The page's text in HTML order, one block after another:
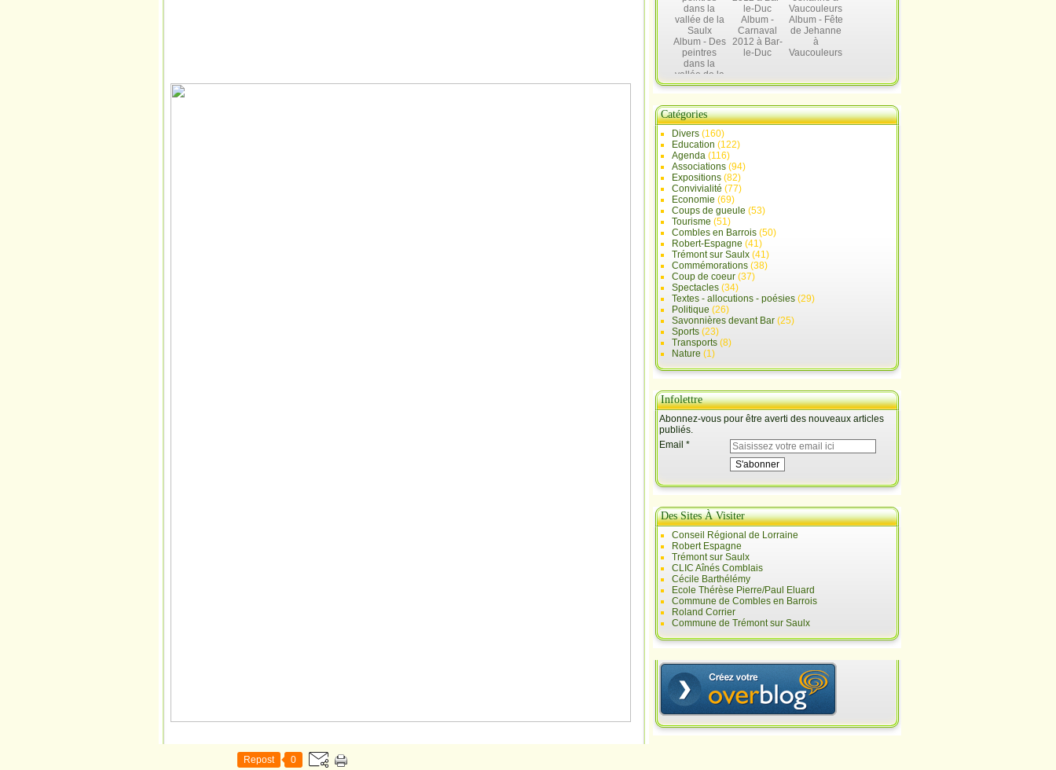
Repost 0
Album - Des
peintres
dans la
vallée de la
Saulx
Album -
Carnaval
2012 à Bar-
le-Duc
Album - Fête
de Jehanne
à
Vaucouleurs
Catégories
Divers (160)
Education (122)
Agenda (116)
Associations (94)
Expositions (82)
Convivialité (77)
Economie (69)
Coups de gueule (53)
Tourisme (51)
Combles en Barrois (50)
Robert-Espagne (41)
Trémont sur Saulx (41)
Commémorations (38)
Coup de coeur (37)
Spectacles (34)
Textes - allocutions - poésies (29)
Politique (26)
Savonnières devant Bar (25)
Sports (23)
Transports (8)
Nature (1)
Infolettre
Abonnez-vous pour être averti des nouveaux articles
publiés.
Email
Des Sites À Visiter
Conseil Régional de Lorraine
Robert Espagne
Trémont sur Saulx
CLIC Aînés Comblais
Cécile Barthélémy
Ecole Thérèse Pierre/Paul Eluard
Commune de Combles en Barrois
Roland Corrier
Commune de Trémont sur Saulx